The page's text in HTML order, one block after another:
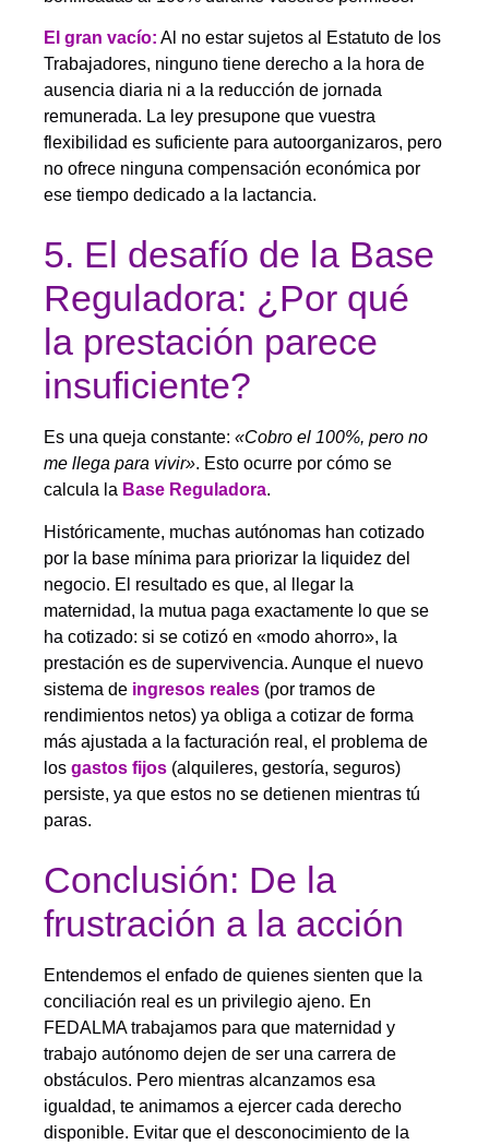
El gran vacío: Al no estar sujetos al Estatuto de los
Trabajadores, ninguno tiene derecho a la hora de
ausencia diaria ni a la reducción de jornada
remunerada. La ley presupone que vuestra
flexibilidad es suficiente para autoorganizaros, pero
no ofrece ninguna compensación económica por
ese tiempo dedicado a la lactancia.
5. El desafío de la Base
Reguladora: ¿Por qué
la prestación parece
insuficiente?
Es una queja constante: «Cobro el 100%, pero no
me llega para vivir». Esto ocurre por cómo se
calcula la Base Reguladora.
Históricamente, muchas autónomas han cotizado
por la base mínima para priorizar la liquidez del
negocio. El resultado es que, al llegar la
maternidad, la mutua paga exactamente lo que se
ha cotizado: si se cotizó en «modo ahorro», la
prestación es de supervivencia. Aunque el nuevo
sistema de ingresos reales (por tramos de
rendimientos netos) ya obliga a cotizar de forma
más ajustada a la facturación real, el problema de
los gastos fijos (alquileres, gestoría, seguros)
persiste, ya que estos no se detienen mientras tú
paras.
Conclusión: De la
frustración a la acción
Entendemos el enfado de quienes sienten que la
conciliación real es un privilegio ajeno. En
FEDALMA trabajamos para que maternidad y
trabajo autónomo dejen de ser una carrera de
obstáculos. Pero mientras alcanzamos esa
igualdad, te animamos a ejercer cada derecho
disponible. Evitar que el desconocimiento de la